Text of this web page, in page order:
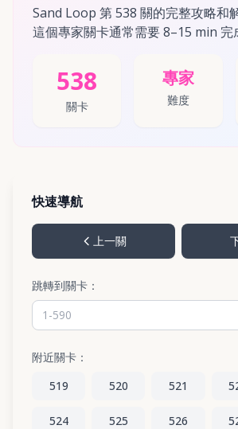
Sand Loop 第 538 關的完整攻略和
這個專家關卡通常需要 8–15 min 完
538
關卡
專家
難度
快速導航
上一關
跳轉到關卡：
附近關卡：
519
520 521
524 525 526